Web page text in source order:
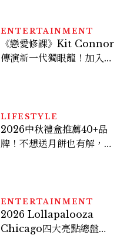
ENTERTAINMENT
《戀愛修課》Kit Connor
傳演新一代獨眼龍！加入新
LIFESTYLE
2026中秋禮盒推薦40+品
牌！不想送月餅也有解，送
ENTERTAINMENT
2026 Lollapalooza
Chicago四大亮點總盤